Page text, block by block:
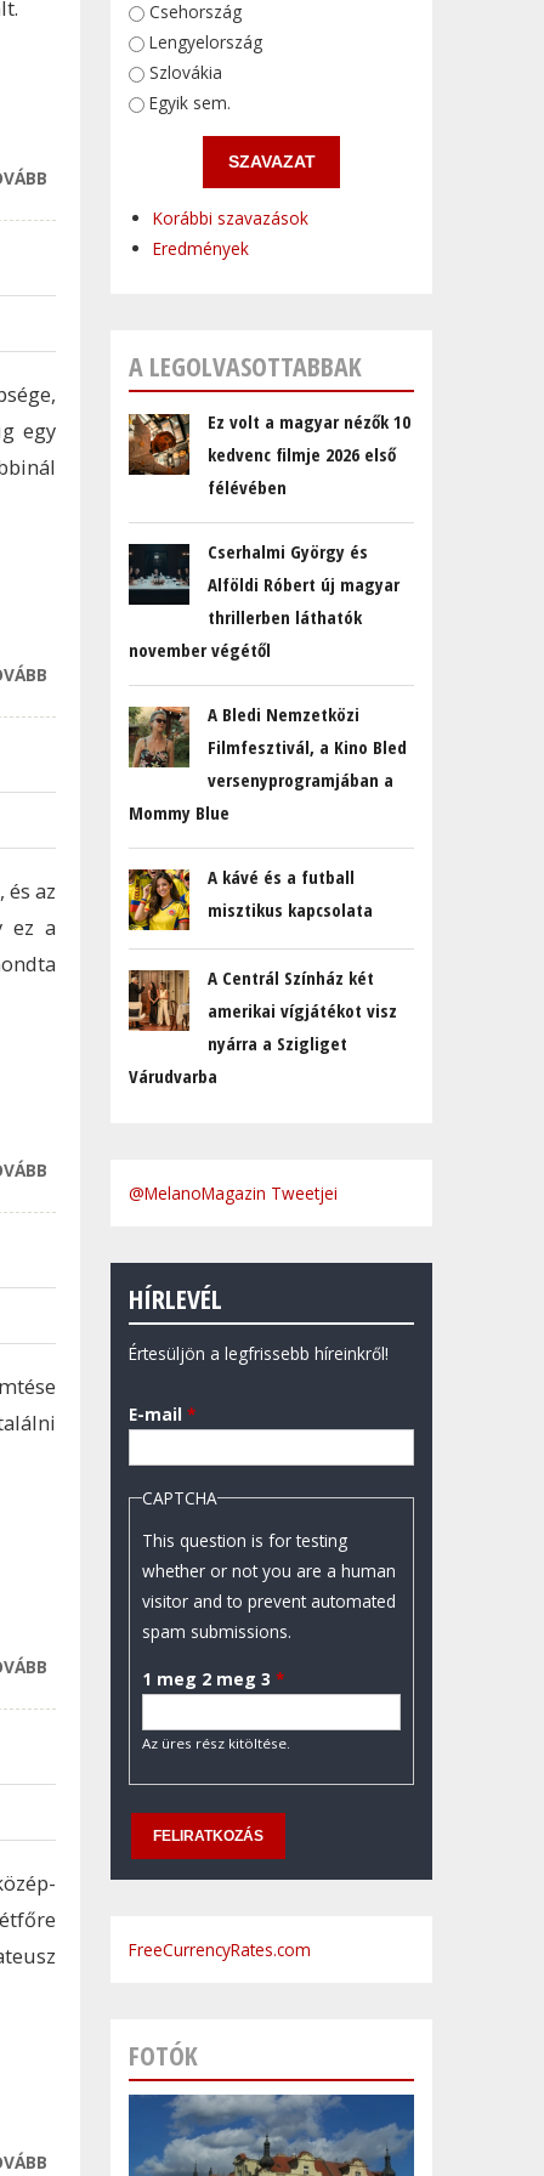
KONZULÁTUS
TARTALOMMAL
egy
A MAGYAROK, HA
NEM FÉLNÉNEK A
SZÉGYENTŐL
TARTALOMMAL
KAPCSOLATOSAN
és az
ez a
ILYEN JÓ A
SZLOVÁKIA ÉS
MAGYARORSZÁG
KÖZÖTT, MINT
TARTALOMMAL
KAPCSOLATOSAN
KISGYEREKES
ANYUKÁKRA
TARTALOMMAL
KAPCSOLATOSAN
Választások
Csehország
Lengyelország
Szlovákia
Egyik sem.
Korábbi szavazások
Eredmények
A LEGOLVASOTTABBAK
Ez volt a magyar nézők 10
kedvenc filmje 2026 első
félévében
Cserhalmi György és
Alföldi Róbert új magyar
thrillerben láthatók
november végétől
A Bledi Nemzetközi
Filmfesztivál, a Kino Bled
versenyprogramjában a
Mommy Blue
A kávé és a futball
misztikus kapcsolata
A Centrál Színház két
amerikai vígjátékot visz
nyárra a Szigliget
Várudvarba
@MelanoMagazin Tweetjei
HÍRLEVÉL
Értesüljön a legfrissebb híreinkről!
E-mail *
CAPTCHA
This question is for testing
whether or not you are a human
visitor and to prevent automated
spam submissions.
1 meg 2 meg 3 *
Az üres rész kitöltése.
FreeCurrencyRates.com
FOTÓK